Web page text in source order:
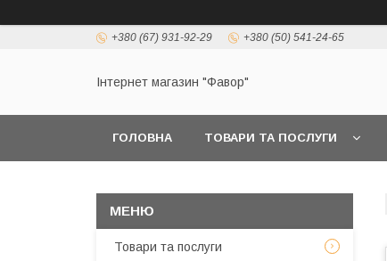
+380 (67) 931-92-29 +380 (50) 541-24-65
Інтернет магазин "Фавор"
ГОЛОВНА ТОВАРИ ТА ПОСЛУГИ
Товари та послуги